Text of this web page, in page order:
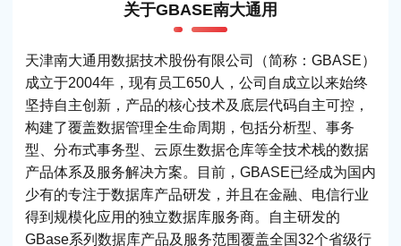
关于GBASE南大通用
天津南大通用数据技术股份有限公司（简称：GBASE）
成立于2004年，现有员工650人，公司自成立以来始终
坚持自主创新，产品的核心技术及底层代码自主可控，
构建了覆盖数据管理全生命周期，包括分析型、事务
型、分布式事务型、云原生数据仓库等全技术栈的数据
产品体系及服务解决方案。目前，GBASE已经成为国内
少有的专注于数据库产品研发，并且在金融、电信行业
得到规模化应用的独立数据库服务商。自主研发的
GBase系列数据库产品及服务范围覆盖全国32个省级行